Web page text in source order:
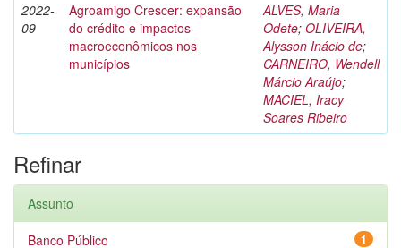
2022-
09
Agroamigo Crescer: expansão
do crédito e impactos
macroeconômicos nos
municípios
ALVES, Maria
Odete; OLIVEIRA,
Alysson Inácio de;
CARNEIRO, Wendell
Márcio Araújo;
MACIEL, Iracy
Soares Ribeiro
Refinar
Assunto
1
Banco Público